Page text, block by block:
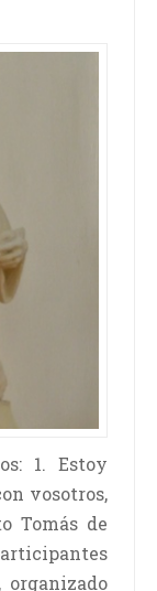
1. Estoy
vosotros,
Tomás de
organizado